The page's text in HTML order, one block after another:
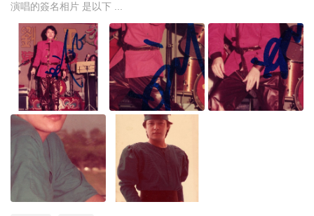
演唱的簽名相片 是以下 ...